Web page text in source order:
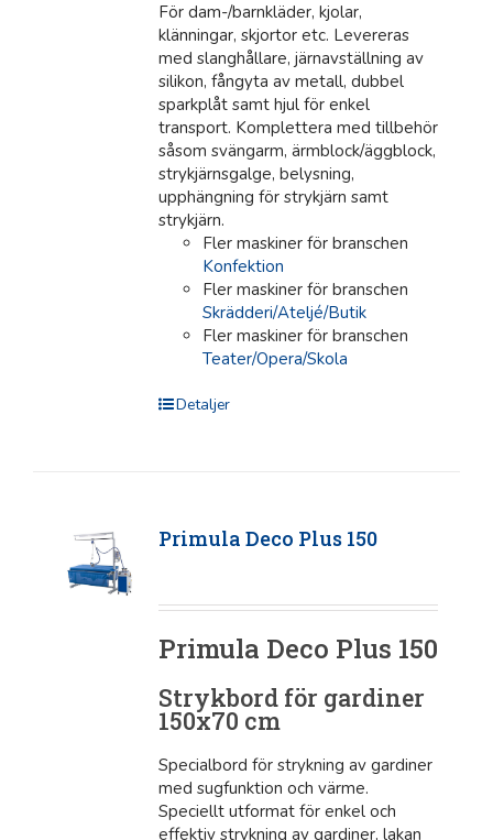
För dam-/barnkläder, kjolar,
klänningar, skjortor etc. Levereras
med slanghållare, järnavställning av
silikon, fångyta av metall, dubbel
sparkplåt samt hjul för enkel
transport. Komplettera med tillbehör
såsom svängarm, ärmblock/äggblock,
strykjärnsgalge, belysning,
upphängning för strykjärn samt
strykjärn.
Fler maskiner för branschen
Konfektion
Fler maskiner för branschen
Skrädderi/Ateljé/Butik
Fler maskiner för branschen
Teater/Opera/Skola
Detaljer
Primula Deco Plus 150
Primula Deco Plus 150
Strykbord för gardiner
150x70 cm
Specialbord för strykning av gardiner
med sugfunktion och värme.
Speciellt utformat för enkel och
effektiv strykning av gardiner, lakan